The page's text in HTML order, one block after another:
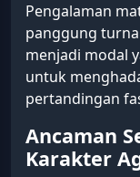
Pengalaman
panggung
menjadi modal
untuk
pertandingan
Ancaman
Karakter